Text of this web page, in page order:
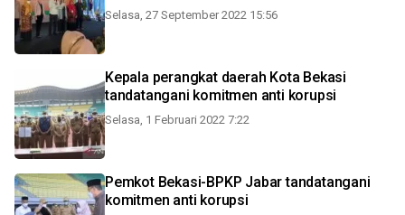
Selasa, 27 September 2022 15:56
Kepala perangkat daerah Kota Bekasi
tandatangani komitmen anti korupsi
Selasa, 1 Februari 2022 7:22
Pemkot Bekasi-BPKP Jabar tandatangani
komitmen anti korupsi